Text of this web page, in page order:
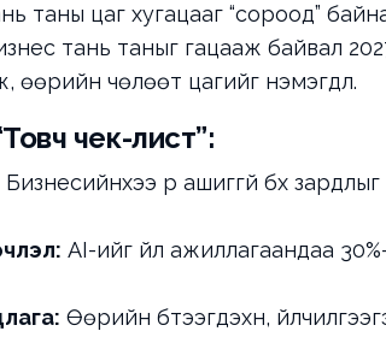
таны цаг хугацааг “сороод”
тань таныг гацааж байвал
өөрийн чөлөөт цагийг нэмэгдүүл.
чек-лист”:
Бизнесийнхээ үр ашиггүй бүх
AI-ийг үйл ажиллагаандаа
Өөрийн бүтээгдэхүүн,